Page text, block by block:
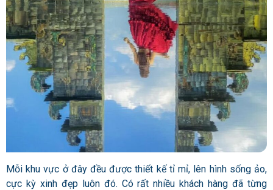
Mỗi khu vực ở đây đều được thiết kế tỉ mỉ, lên hình sống ảo,
cực kỳ xinh đẹp luôn đó. Có rất nhiều khách hàng đã từng